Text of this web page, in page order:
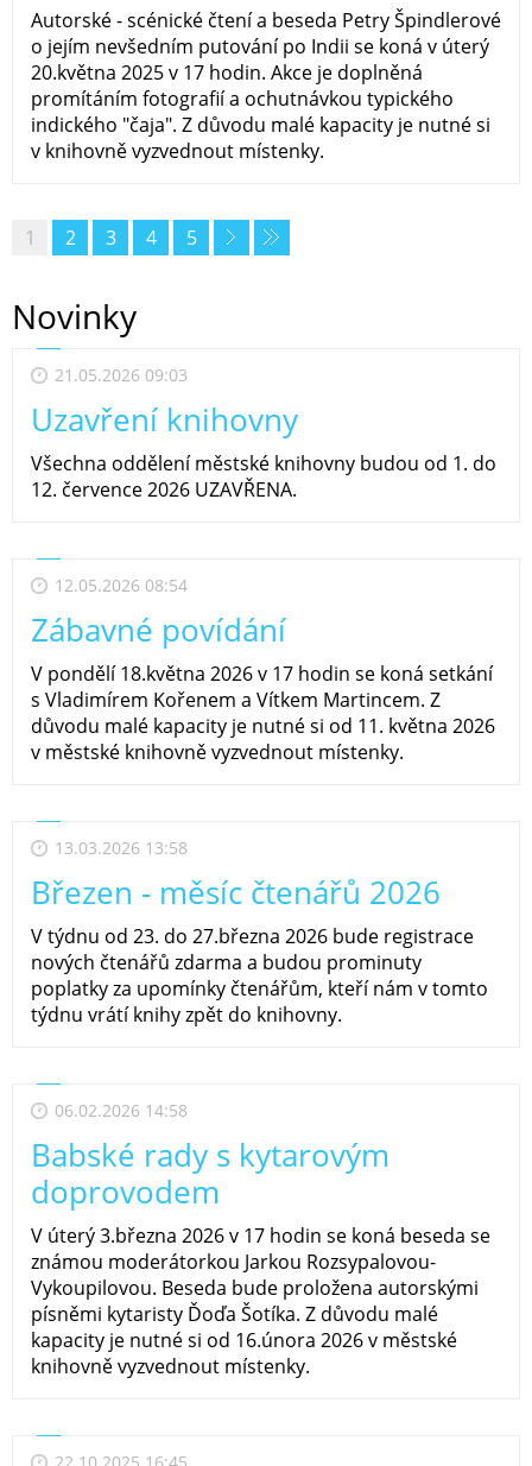
Autorské - scénické čtení a beseda Petry Špindlerové
o jejím nevšedním putování po Indii se koná v úterý
20.května 2025 v 17 hodin. Akce je doplněná
promítáním fotografií a ochutnávkou typického
indického "čaja". Z důvodu malé kapacity je nutné si
v knihovně vyzvednout místenky.
1 2 3 4 5
Novinky
21.05.2026 09:03
Uzavření knihovny
Všechna oddělení městské knihovny budou od 1. do
12. července 2026 UZAVŘENA.
12.05.2026 08:54
Zábavné povídání
V pondělí 18.května 2026 v 17 hodin se koná setkání
s Vladimírem Kořenem a Vítkem Martincem. Z
důvodu malé kapacity je nutné si od 11. května 2026
v městské knihovně vyzvednout místenky.
13.03.2026 13:58
Březen - měsíc čtenářů 2026
V týdnu od 23. do 27.března 2026 bude registrace
nových čtenářů zdarma a budou prominuty
poplatky za upomínky čtenářům, kteří nám v tomto
týdnu vrátí knihy zpět do knihovny.
06.02.2026 14:58
Babské rady s kytarovým
doprovodem
V úterý 3.března 2026 v 17 hodin se koná beseda se
známou moderátorkou Jarkou Rozsypalovou-
Vykoupilovou. Beseda bude proložena autorskými
písněmi kytaristy Ďoďa Šotíka. Z důvodu malé
kapacity je nutné si od 16.února 2026 v městské
knihovně vyzvednout místenky.